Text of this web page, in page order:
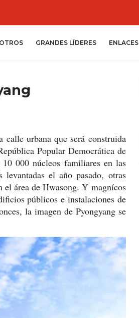
GRANDES LÍDERES ENLACES
calle urbana que será construida
Popular Democrática de
000 núcleos familiares en las
el año pasado, otras
el área de Hwasong. Y magnícos
públicos e instalaciones de
la imagen de Pyongyang se